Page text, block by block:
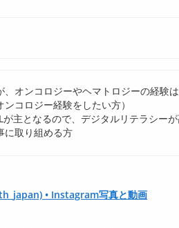
、オンコロジーやヘマトロジーの経験
ンコロジー経験をしたい方）
が主となるので、デジタルリテラシー
に取り組める方
• Instagram写真と動画